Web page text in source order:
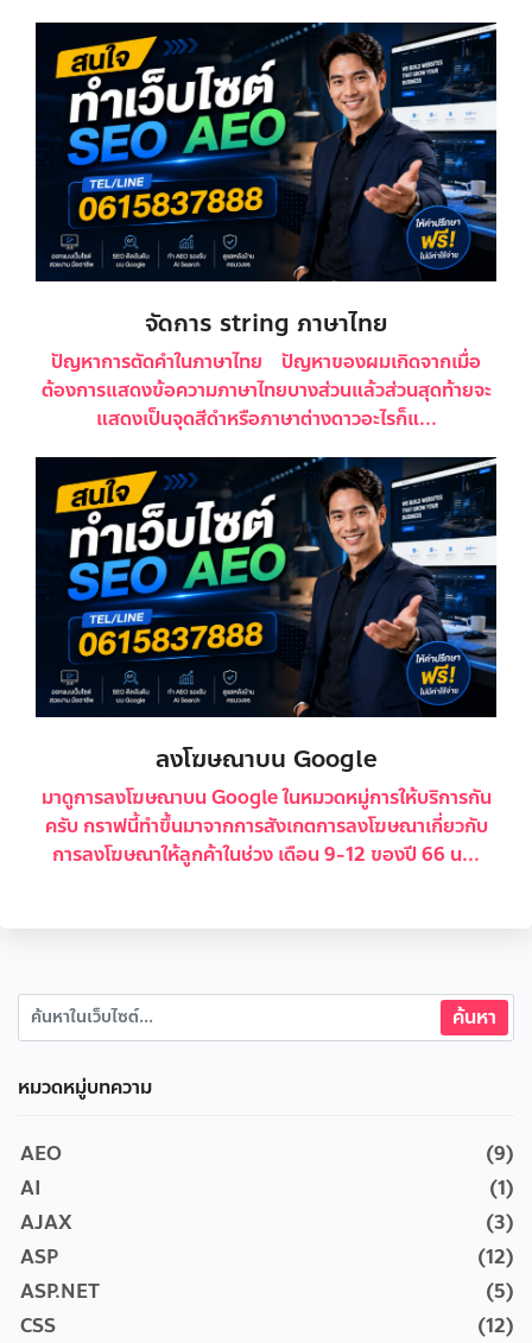
จัดการ string ภาษาไทย
ปัญหาการตัดคำในภาษาไทย ปัญหาของผมเกิดจากเมื่อ
ต้องการแสดงข้อความภาษาไทยบางส่วนแล้วส่วนสุดท้ายจะ
แสดงเป็นจุดสีดำหรือภาษาต่างดาวอะไรก็แ...
ลงโฆษณาบน Google
มาดูการลงโฆษณาบน Google ในหมวดหมู่การให้บริการกัน
ครับ กราฟนี้ทำขึ้นมาจากการสังเกตการลงโฆษณาเกี่ยวกับ
การลงโฆษณาให้ลูกค้าในช่วง เดือน 9-12 ของปี 66 น...
หมวดหมู่บทความ
AEO
(9)
AI
(1)
AJAX
(3)
ASP
(12)
ASP.NET
(5)
CSS
(12)